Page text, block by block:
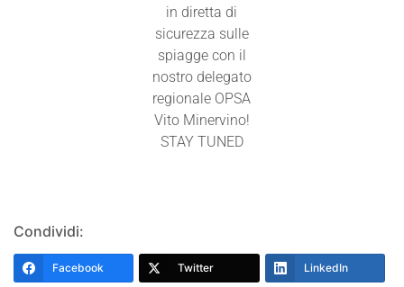
in diretta di
sicurezza sulle
spiagge con il
nostro delegato
regionale OPSA
Vito Minervino!
STAY TUNED
Condividi:
Facebook Twitter LinkedIn